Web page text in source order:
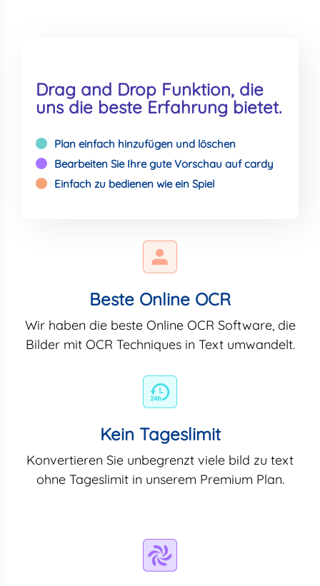
Drag and Drop Funktion, die
uns die beste Erfahrung bietet.
Plan einfach hinzufügen und löschen
Bearbeiten Sie Ihre gute Vorschau auf cardy
Einfach zu bedienen wie ein Spiel
Beste Online OCR
Wir haben die beste Online OCR Software, die
Bilder mit OCR Techniques in Text umwandelt.
Kein Tageslimit
Konvertieren Sie unbegrenzt viele bild zu text
ohne Tageslimit in unserem Premium Plan.